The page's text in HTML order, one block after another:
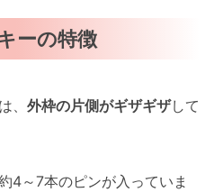
ーの特徴
、 外枠の片側がギザギザして
4～7本のピンが入っていま